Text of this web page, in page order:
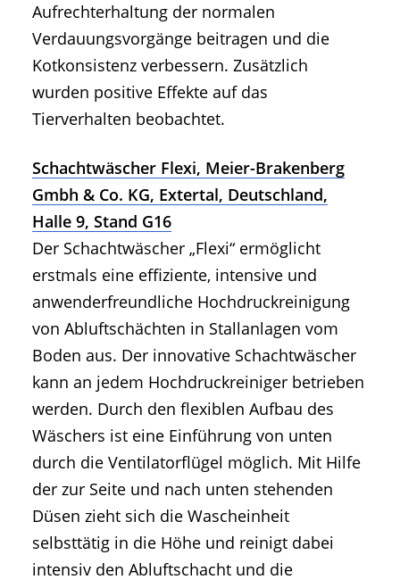
Aufrechterhaltung der normalen
Verdauungsvorgänge beitragen und die
Kotkonsistenz verbessern. Zusätzlich
wurden positive Effekte auf das
Tierverhalten beobachtet.
Schachtwäscher Flexi, Meier-Brakenberg
Gmbh & Co. KG, Extertal, Deutschland,
Halle 9, Stand G16
Der Schachtwäscher „Flexi“ ermöglicht
erstmals eine effiziente, intensive und
anwenderfreundliche Hochdruckreinigung
von Abluftschächten in Stallanlagen vom
Boden aus. Der innovative Schachtwäscher
kann an jedem Hochdruckreiniger betrieben
werden. Durch den flexiblen Aufbau des
Wäschers ist eine Einführung von unten
durch die Ventilatorflügel möglich. Mit Hilfe
der zur Seite und nach unten stehenden
Düsen zieht sich die Wascheinheit
selbsttätig in die Höhe und reinigt dabei
intensiv den Abluftschacht und die